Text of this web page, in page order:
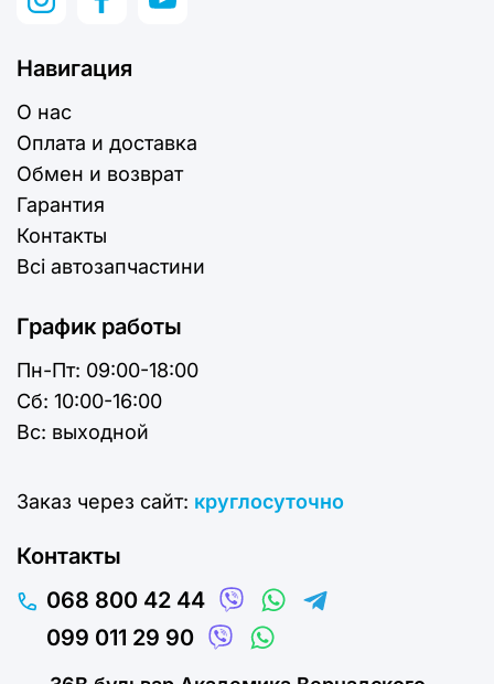
скорая отправка по Украине (1–2 дня)
возможность заказа редких деталей
Почему стоит покупать у
SamohodBox
большой выбор запчастей LEXUS
подбор по VIN без ошибок
фото реальных запчастей
проверка перед отправкой
Часто задаваемые запчасти о
LEXUS
Как подобрать запчасти LEXUS
Навигация
О нас
Оплата и доставка
Обмен и возврат
Гарантия
Контакты
Всі автозапчастини
График работы
Пн-Пт: 09:00-18:00
Cб: 10:00-16:00
Вс: выходной
Заказ через сайт: круглосуточно
Контакты
068 800 42 44
099 011 29 90